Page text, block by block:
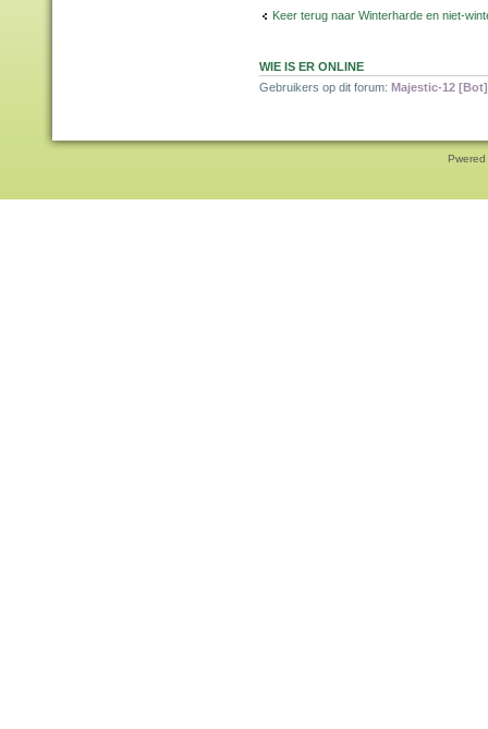
Keer terug naar Winterharde en niet-
WIE IS ER ONLINE
Gebruikers op dit forum: Majestic-12 [Bot]